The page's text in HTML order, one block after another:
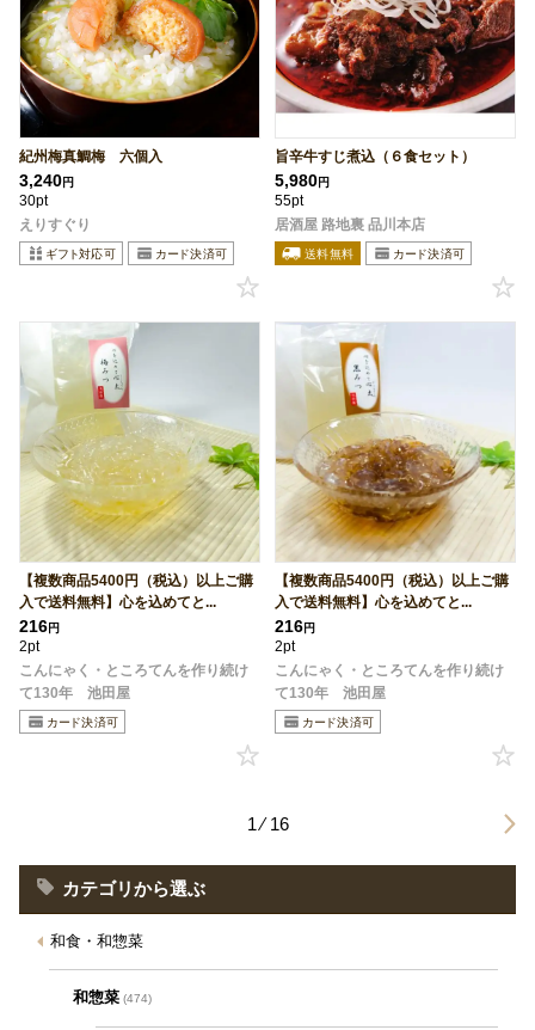
紀州梅真鯛梅 六個入
3,240円
30pt
えりすぐり
旨辛牛すじ煮込（６食セット）
5,980円
55pt
居酒屋 路地裏 品川本店
【複数商品5400円（税込）以上ご購
入で送料無料】心を込めてと...
216円
2pt
こんにゃく・ところてんを作り続け
て130年 池田屋
【複数商品5400円（税込）以上ご購
入で送料無料】心を込めてと...
216円
2pt
こんにゃく・ところてんを作り続け
て130年 池田屋
1 ⁄ 16
カテゴリから選ぶ
和食・和惣菜
和惣菜 (474)